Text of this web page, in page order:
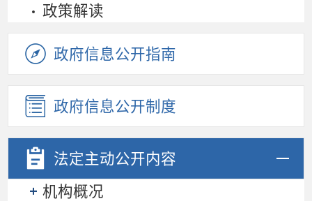
政策解读
政府信息公开指南
政府信息公开制度
法定主动公开内容
机构概况